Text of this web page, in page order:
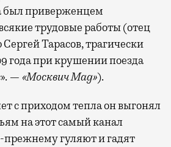
Ярославском
Попасть в бизнес-залы
Mir Supreme. Причем
Всего доступно более
по всему миру.
был приверженцем
трудовые работы (отец
Тарасов, трагически
года при крушении поезда
— «Москвич Mag»).
с приходом тепла он выгонял
на этот самый канал
прежнему гуляют и гадят